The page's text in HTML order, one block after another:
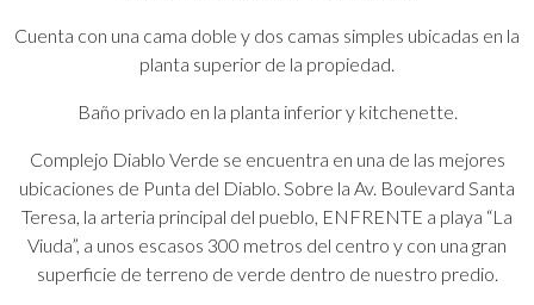
Cuenta con una cama doble y dos camas simples ubicadas en la
planta superior de la propiedad.
Baño privado en la planta inferior y kitchenette.
Complejo Diablo Verde se encuentra en una de las mejores
ubicaciones de Punta del Diablo. Sobre la Av. Boulevard Santa
Teresa, la arteria principal del pueblo, ENFRENTE a playa “La
Viuda”, a unos escasos 300 metros del centro y con una gran
superficie de terreno de verde dentro de nuestro predio.